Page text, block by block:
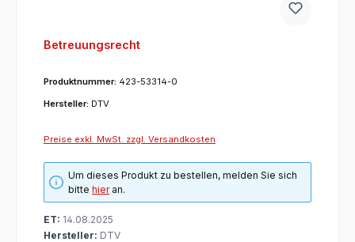
Betreuungsrecht
Produktnummer: 423-53314-0
Hersteller: DTV
Preise exkl. MwSt. zzgl. Versandkosten
Um dieses Produkt zu bestellen, melden Sie sich
bittehieran.
ET: 14.08.2025
Hersteller: DTV